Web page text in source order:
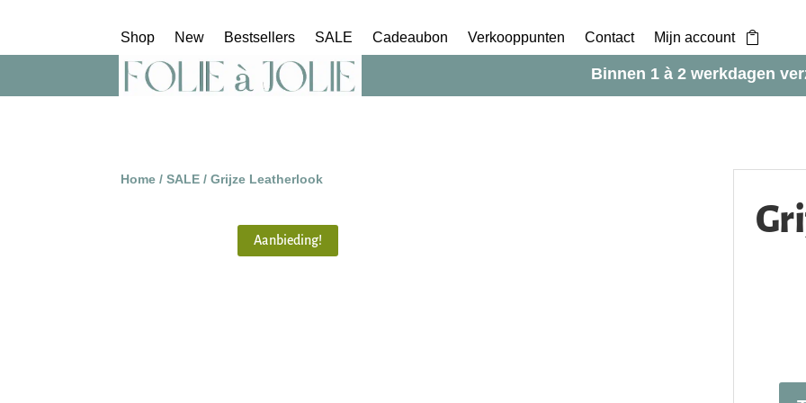
Shop New Bestsellers SALE Cadeaubon Verkooppunten Contact Mijn account
Binnen 1 à 2 werkdagen
Home /SALE / Grijze Leatherlook
Aanbieding!